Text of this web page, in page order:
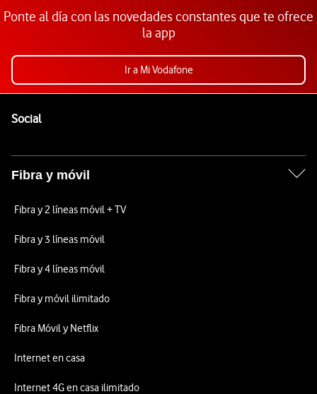
Ponte al día con las novedades constantes que te ofrece
la app
Ir a Mi Vodafone
SocialEnlaces a las redes sociales de Vodafone
Fibra y móvil
Fibra y 2 líneas móvil + TV
Fibra y 3 líneas móvil
Fibra y 4 líneas móvil
Fibra y móvil ilimitado
Fibra Móvil y Netflix
Internet en casa
Internet 4G en casa ilimitado